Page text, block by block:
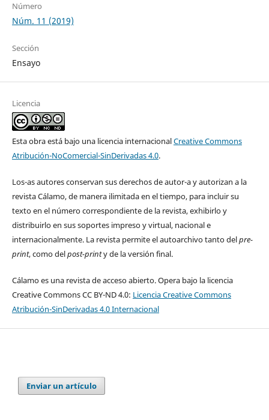
Número
Núm. 11 (2019)
Sección
Ensayo
Licencia
Esta obra está bajo una licencia internacionalCreative Commons
Atribución-NoComercial-SinDerivadas 4.0.
Los-as autores conservan sus derechos de autor-a y autorizan a la
revista Cálamo, de manera ilimitada en el tiempo, para incluir su
texto en el número correspondiente de la revista, exhibirlo y
distribuirlo en sus soportes impreso y virtual, nacional e
internacionalmente. La revista permite el autoarchivo tanto delpre-
print, como delpost-printy de la versión final.
Cálamo es una revista de acceso abierto. Opera bajo la licencia
Creative Commons CC BY-ND 4.0: Licencia Creative Commons
Atribución-SinDerivadas 4.0 Internacional
Enviar un artículo